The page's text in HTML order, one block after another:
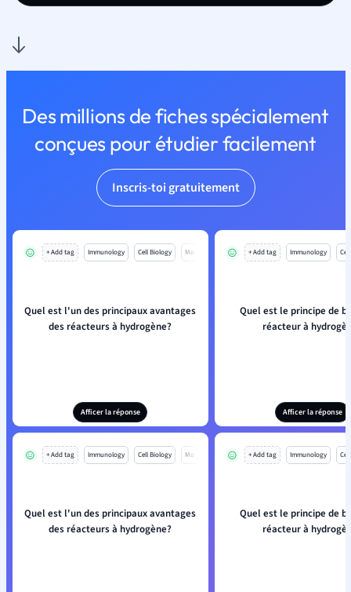
Des millions de fiches spécialement
conçues pour étudier facilement
Inscris-toi gratuitement
+ Add tag Immunology Cell Biology Mo
Quel est l'un des principaux avantages
des réacteurs à hydrogène?
Afficer la réponse
+ Add tag Immunology
Quel est le principe de
réacteur à
Afficer la réponse
+ Add tag Immunology Cell Biology Mo
Quel est l'un des principaux avantages
des réacteurs à hydrogène?
+ Add tag Immunology
Quel est le principe de
réacteur à